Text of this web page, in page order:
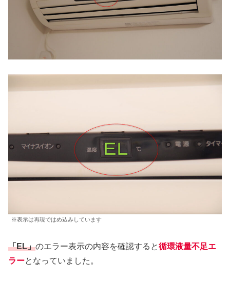
※表示は再現ではめ込みしています
「EL」のエラー表示の内容を確認すると循環液量不足エ
ラーとなっていました。